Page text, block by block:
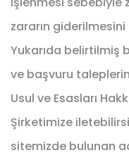
zararın
Yukarıda belirtilmiş
ve başvuru
Usul ve Esasları
Şirketimize
sitemizde bulunan